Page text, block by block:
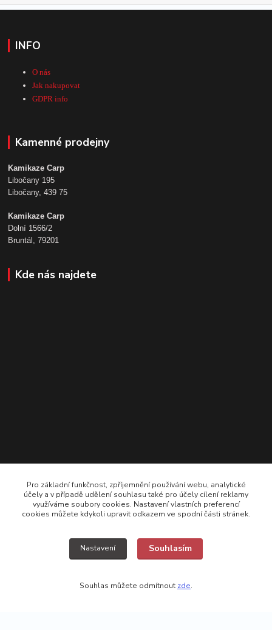
INFO
O nás
Jak nakupovat
GDPR info
Kamenné prodejny
Kamikaze Carp
Libočany 195
Libočany, 439 75
Kamikaze Carp
Dolní 1566/2
Bruntál, 79201
Kde nás najdete
vyroba@kamikazecarp.cz
Pro základní funkčnost, zpříjemnění používání webu, analytické
účely a v případě udělení souhlasu také pro účely cílení reklamy
využíváme soubory cookies. Nastavení vlastních preferencí
cookies můžete kdykoli upravit odkazem ve spodní části stránek.
Nastavení Souhlasím
Souhlas můžete odmítnout zde.